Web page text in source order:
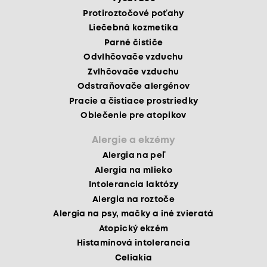
Protiroztočové poťahy
Liečebná kozmetika
Parné čističe
Odvlhčovače vzduchu
Zvlhčovače vzduchu
Odstraňovače alergénov
Pracie a čistiace prostriedky
Oblečenie pre atopikov
Alergie a ekzémy
Alergia na peľ
Alergia na mlieko
Intolerancia laktózy
Alergia na roztoče
Alergia na psy, mačky a iné zvieratá
Atopický ekzém
Histamínová intolerancia
Celiakia